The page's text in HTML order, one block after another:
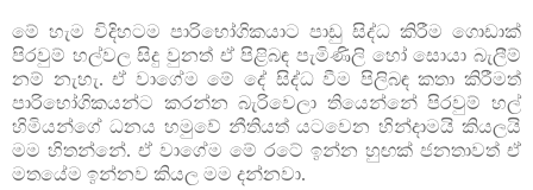
මේ හැම විදිහටම පාරි‍භෝගිකයාට පාඩු සිද්ධ කිරීම ගොඩාක්
පිරවුම් හල්වල සිදු වුනත් ඒ පිළිබඳ පැමිණිලි හෝ සොයා බැලීම්
නම් නැහැ. ඒ වාගේම මේ දේ සිද්ධ වීම පිලිබඳ කතා කිරීමත්
පාරිභෝගිකයන්ට කරන්න බැරිවෙලා තියෙන්නේ පිරවුම් හල්
හිමියන්ගේ ධනය හමුවේ නීතියත් යටවෙන හින්දාමයි කියලයි
මම හිතන්නේ. ඒ වාගේම මේ රටේ ඉන්න හුඟක් ජනතාවත් ඒ
මතයේම ඉන්නව කියල මම දන්නවා.